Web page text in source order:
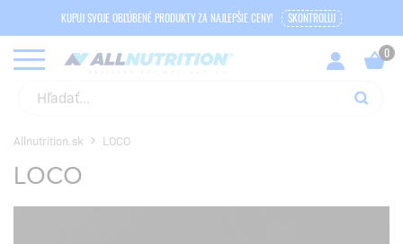
KUPUJ SVOJE OBĽÚBENÉ PRODUKTY ZA NAJLEPŠIE CENY! SKONTROLUJ
Allnutrition.sk LOCO
LOCO